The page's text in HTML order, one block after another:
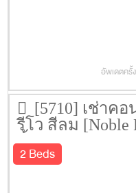
อัพเดตครั้
[5710] เช่าคอ
รีโว สีลม [Noble
ชั้น 12
2 Beds